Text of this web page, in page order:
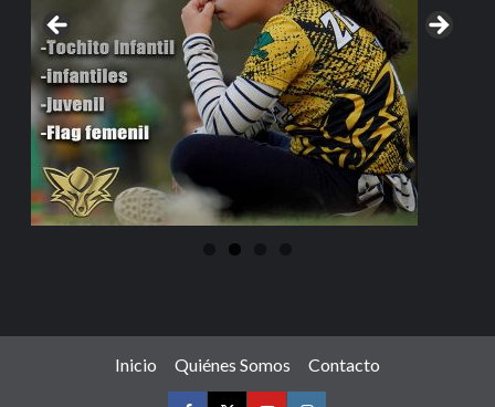
Inicio Quiénes Somos Contacto